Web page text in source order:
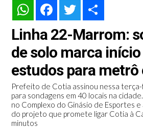
WhatsAppFacebookTwitter
Linha 22-Marrom:
de solo marca
estudos para metrô
Prefeito de Cotia assinou nessa
para sondagens em 40 locais na
no Complexo do Ginásio de Esportes
do projeto que promete ligar Cotia à
minutos